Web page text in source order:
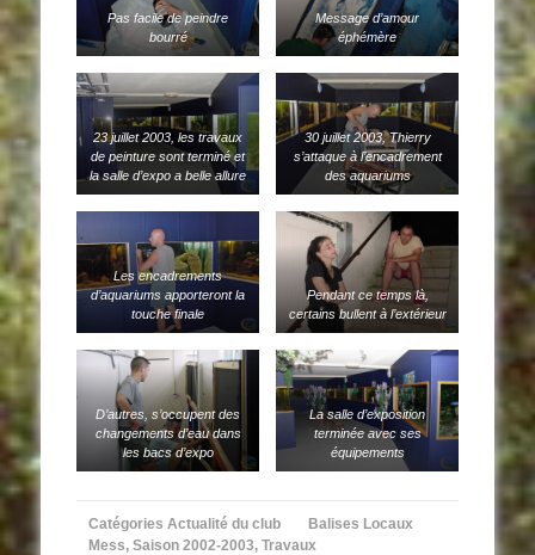
Pas facile de peindre
bourré
Message d’amour
éphémère
23 juillet 2003, les travaux
de peinture sont terminé et
la salle d’expo a belle allure
30 juillet 2003, Thierry
s’attaque à l’encadrement
des aquariums
Les encadrements
d’aquariums apporteront la
touche finale
Pendant ce temps là,
certains bullent à l’extérieur
D’autres, s’occupent des
changements d’eau dans
les bacs d’expo
La salle d’exposition
terminée avec ses
équipements
Catégories Actualité du club Balises Locaux
Mess, Saison 2002-2003, Travaux